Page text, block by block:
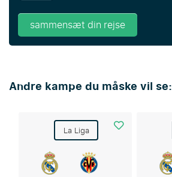
sammensæt din rejse
Andre kampe du måske vil se:
La Liga